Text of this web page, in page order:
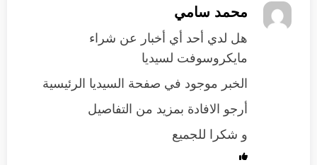
محمد سامي
هل لدي أحد أي أخبار عن شراء
مايكروسوفت لسيديا
الخبر موجود في صفحة السيديا الرئيسية
أرجو الافادة بمزيد من التفاصيل
و شكرا للجميع